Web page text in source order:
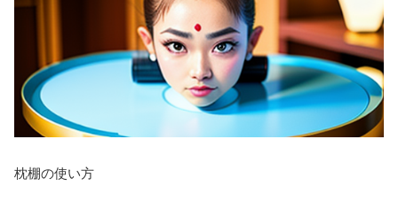
枕棚の使い方